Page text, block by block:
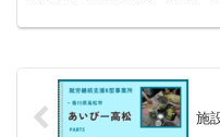
施